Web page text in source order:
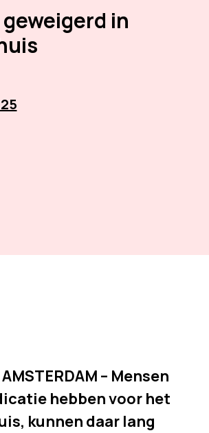
in
– Mensen
hebben voor het
kunnen daar lang